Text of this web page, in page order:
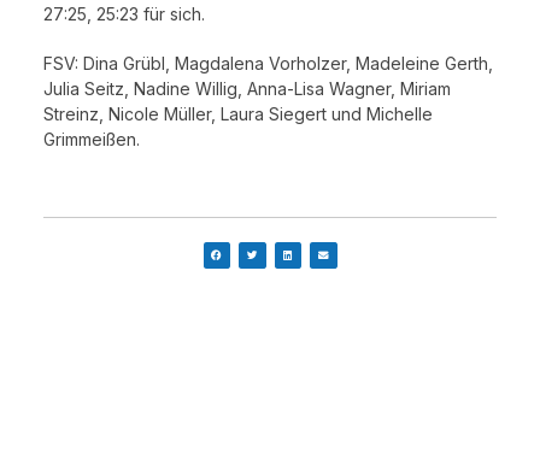
27:25, 25:23 für sich.
FSV: Dina Grübl, Magdalena Vorholzer, Madeleine Gerth,
Julia Seitz, Nadine Willig, Anna-Lisa Wagner, Miriam
Streinz, Nicole Müller, Laura Siegert und Michelle
Grimmeißen.